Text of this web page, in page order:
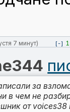
7 минут) [-]
за
в чем не
от voices38